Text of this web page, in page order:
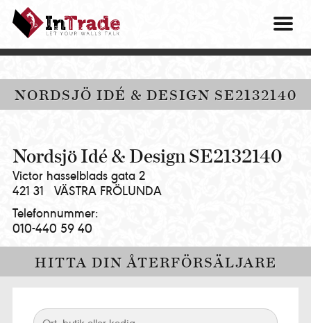
Intrade
ITG
AB
|
your
walls
talk
NORDSJÖ IDÉ & DESIGN SE2132140
Nordsjö Idé & Design SE2132140
Victor hasselblads gata 2
421 31
VÄSTRA FRÖLUNDA
Telefonnummer:
010-440 59 40
HITTA DIN ÅTERFÖRSÄLJARE
OM
VÅRA
HITTA